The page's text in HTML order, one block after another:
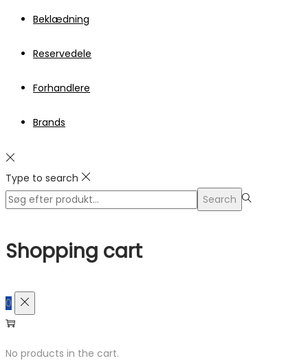
Beklædning
Reservedele
Forhandlere
Brands
Type to search
Search
Search
Shopping cart
0
No products in the cart.